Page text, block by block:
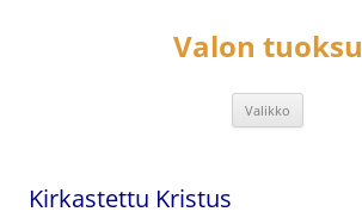
Valon tuoksu
Valikko
Kirkastettu Kristus